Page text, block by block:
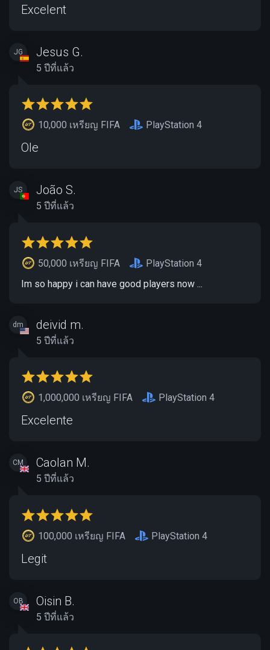
Excelent
JG Jesus G.
5 ปีที่แล้ว
10,000 เหรียญ FIFA PlayStation 4
Ole
JS João S.
5 ปีที่แล้ว
50,000 เหรียญ FIFA
PlayStation 4
Im so happy i can have good players now ...
dm deivid m.
5 ปีที่แล้ว
1,000,000 เหรียญ FIFA PlayStation 4
Excelente
CM Caolan M.
5 ปีที่แล้ว
100,000 เหรียญ FIFA PlayStation 4
Legit
OB Oisin B.
5 ปีที่แล้ว